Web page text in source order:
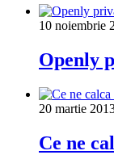
10 noiembrie
Openly
20 martie
Ce ne